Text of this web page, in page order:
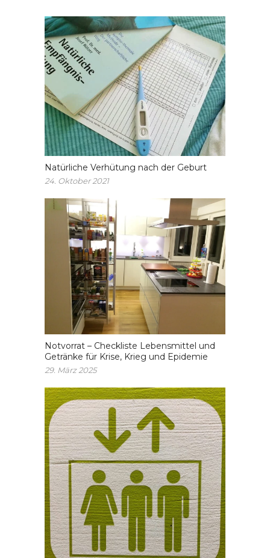
Natürliche Verhütung nach der Geburt
24. Oktober 2021
Notvorrat – Checkliste Lebensmittel und
Getränke für Krise, Krieg und Epidemie
29. März 2025